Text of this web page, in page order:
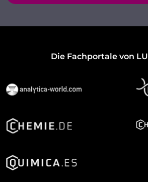
Die Fachportale von